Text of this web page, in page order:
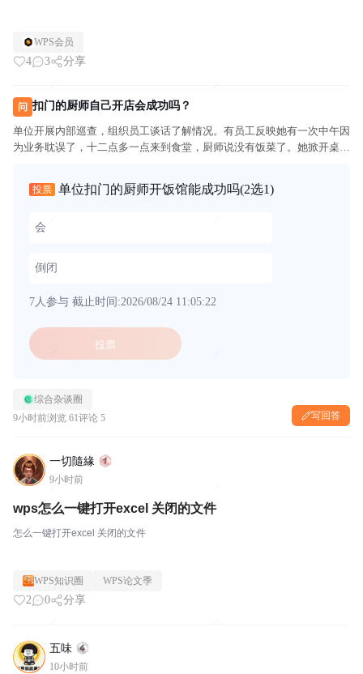
WPS会员
4 3 分享
问 扣门的厨师自己开店会成功吗？
单位开展内部巡查，组织员工谈话了解情况。有员工反映她有一次中午因
为业务耽误了，十二点多一点来到食堂，厨师说没有饭菜了。她掀开桌上
留的，她只好下楼去点了外卖。后来同事说厨师一直都把省下来的饭菜
都...投票 单位扣门的厨师开饭馆能成功吗(2选1)
会
倒闭
7人参与 截止时间:2026/08/24 11:05:22
投票
综合杂谈圈
9小时前浏览 61评论 5 写回答
一切隨緣
9小时前
wps怎么一键打开excel 关闭的文件
怎么一键打开excel 关闭的文件
WPS知识圈 WPS论文季
2 0 分享
五味
10小时前